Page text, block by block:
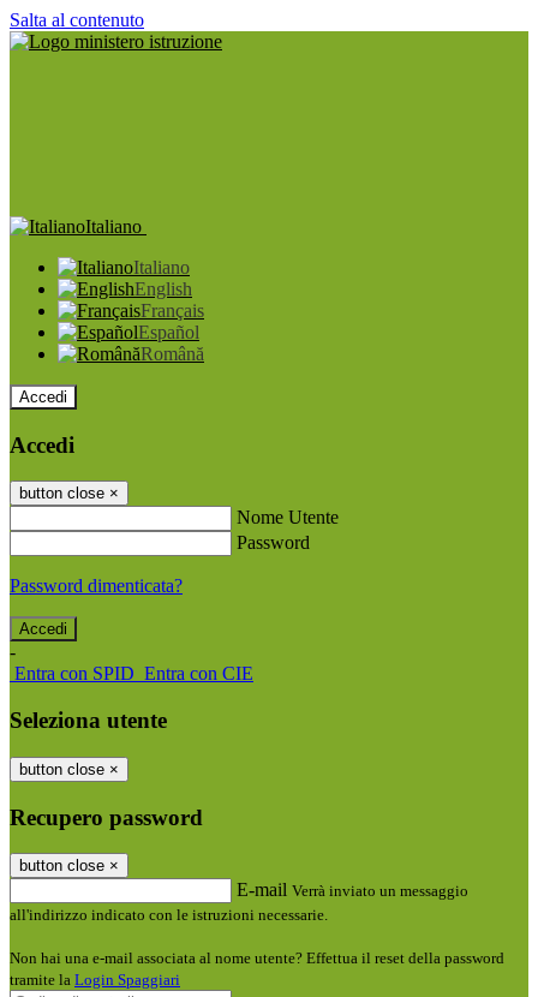
Salta al contenuto
Italiano
Italiano
English
Français
Español
Română
Accedi
Accedi
button close ×
Nome Utente
Password
Password dimenticata?
-
Entra con SPID Entra con CIE
Seleziona utente
button close ×
Recupero password
button close ×
E-mail Verrà inviato un messaggio
all'indirizzo indicato con le istruzioni necessarie.
Non hai una e-mail associata al nome utente? Effettua il reset della password
tramite la Login Spaggiari